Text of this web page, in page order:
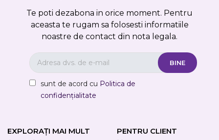
Te poti dezabona in orice moment. Pentru
aceasta te rugam sa folosesti informatiile
noastre de contact din nota legala.
sunt de acord cu Politica de
confidențialitate
EXPLORAȚI MAI MULT
PENTRU CLIENT